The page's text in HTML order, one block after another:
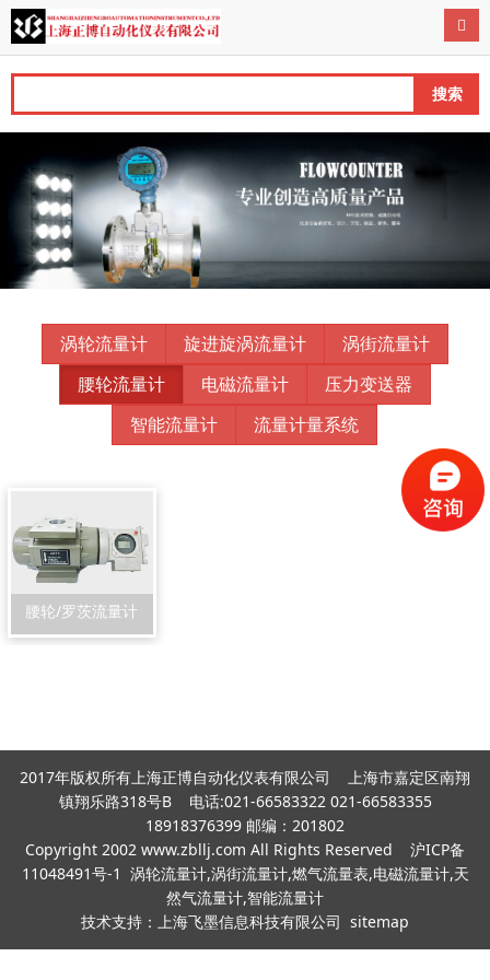
搜索
导
涡轮流量计 旋进旋涡流量计
涡街流量计
腰轮流量计
电磁流量计
压力变送器
智能流量计
流量计量系统
腰轮/罗茨流量计
2017年版权所有上海正博自动化仪表有限公司 上海市嘉定区南翔
镇翔乐路318号B 电话:021-66583322 021-66583355
18918376399 邮编：201802
Copyright 2002 www.zbllj.com All Rights Reserved 沪ICP备
11048491号-1 涡轮流量计,涡街流量计,燃气流量表,电磁流量计,天
然气流量计,智能流量计
技术支持：
上海飞墨信息科技有限公司 sitemap